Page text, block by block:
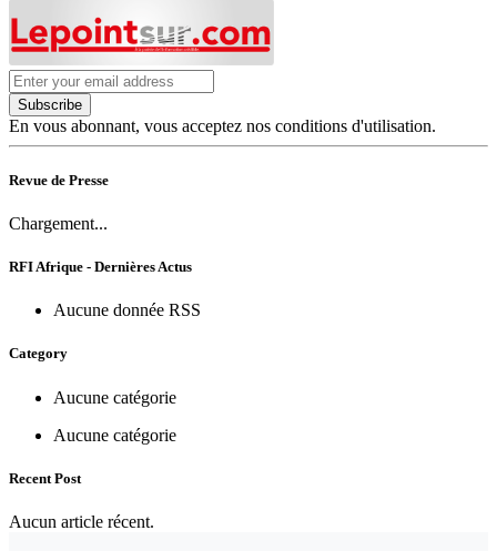
Subscribe
En vous abonnant, vous acceptez nos conditions d'utilisation.
Revue de Presse
Chargement...
RFI Afrique - Dernières Actus
Aucune donnée RSS
Category
Aucune catégorie
Aucune catégorie
Recent Post
Aucun article récent.